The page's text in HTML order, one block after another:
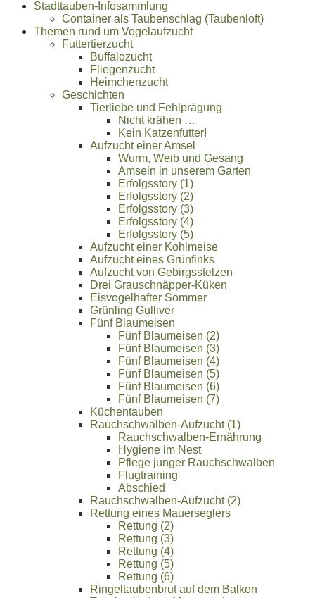
Stadttauben-Infosammlung
Container als Taubenschlag (Taubenloft)
Themen rund um Vogelaufzucht
Futtertierzucht
Buffalozucht
Fliegenzucht
Heimchenzucht
Geschichten
Tierliebe und Fehlprägung
Nicht krähen …
Kein Katzenfutter!
Aufzucht einer Amsel
Wurm, Weib und Gesang
Amseln in unserem Garten
Erfolgsstory (1)
Erfolgsstory (2)
Erfolgsstory (3)
Erfolgsstory (4)
Erfolgsstory (5)
Aufzucht einer Kohlmeise
Aufzucht eines Grünfinks
Aufzucht von Gebirgsstelzen
Drei Grauschnäpper-Küken
Eisvogelhafter Sommer
Grünling Gulliver
Fünf Blaumeisen
Fünf Blaumeisen (2)
Fünf Blaumeisen (3)
Fünf Blaumeisen (4)
Fünf Blaumeisen (5)
Fünf Blaumeisen (6)
Fünf Blaumeisen (7)
Küchentauben
Rauchschwalben-Aufzucht (1)
Rauchschwalben-Ernährung
Hygiene im Nest
Pflege junger Rauchschwalben
Flugtraining
Abschied
Rauchschwalben-Aufzucht (2)
Rettung eines Mauerseglers
Rettung (2)
Rettung (3)
Rettung (4)
Rettung (5)
Rettung (6)
Ringeltaubenbrut auf dem Balkon